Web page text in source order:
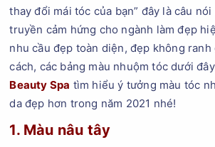
thay đổi mái tóc của bạn” đây là câu
truyền cảm hứng cho ngành làm đẹp
nhu cầu đẹp toàn diện, đẹp không
cách, các bảng màu nhuộm tóc dưới
Beauty Spa tìm hiểu ý tưởng màu tóc
da đẹp hơn trong năm 2021 nhé!
1. Màu nâu tây